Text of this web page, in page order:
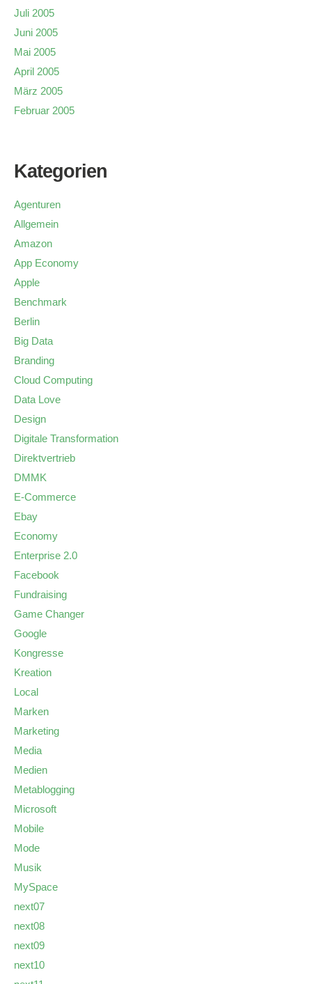
Juli 2005
Juni 2005
Mai 2005
April 2005
März 2005
Februar 2005
Kategorien
Agenturen
Allgemein
Amazon
App Economy
Apple
Benchmark
Berlin
Big Data
Branding
Cloud Computing
Data Love
Design
Digitale Transformation
Direktvertrieb
DMMK
E-Commerce
Ebay
Economy
Enterprise 2.0
Facebook
Fundraising
Game Changer
Google
Kongresse
Kreation
Local
Marken
Marketing
Media
Medien
Metablogging
Microsoft
Mobile
Mode
Musik
MySpace
next07
next08
next09
next10